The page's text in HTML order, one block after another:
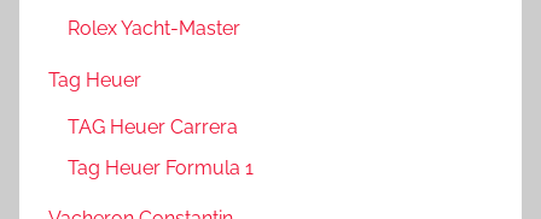
Rolex Yacht-Master
Tag Heuer
TAG Heuer Carrera
Tag Heuer Formula 1